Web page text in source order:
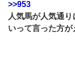
>>953
人気馬が人気通
いって言った方が